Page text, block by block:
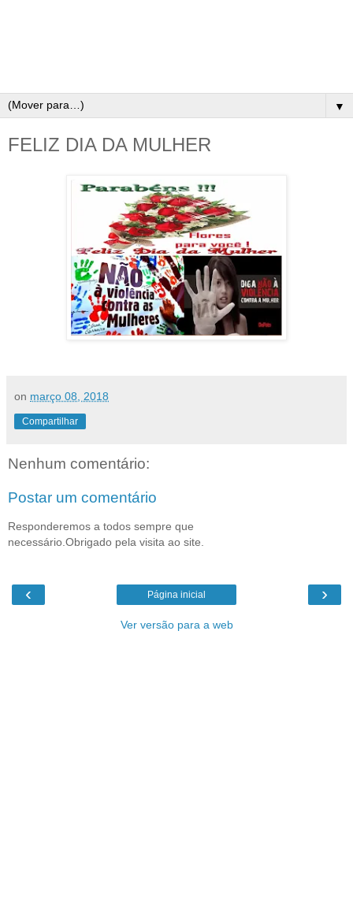
▼
FELIZ DIA DA MULHER
on março 08, 2018
Compartilhar
Nenhum comentário:
Postar um comentário
Responderemos a todos sempre que
necessário.Obrigado pela visita ao site.
‹ ›
Página inicial
Ver versão para a web